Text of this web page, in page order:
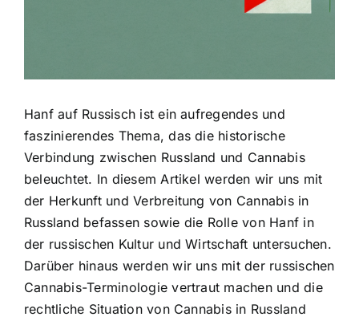
Hanf auf Russisch ist ein aufregendes und
faszinierendes Thema, das die historische
Verbindung zwischen Russland und Cannabis
beleuchtet. In diesem Artikel werden wir uns mit
der Herkunft und Verbreitung von Cannabis in
Russland befassen sowie die Rolle von Hanf in
der russischen Kultur und Wirtschaft untersuchen.
Darüber hinaus werden wir uns mit der russischen
Cannabis-Terminologie vertraut machen und die
rechtliche Situation von Cannabis in Russland